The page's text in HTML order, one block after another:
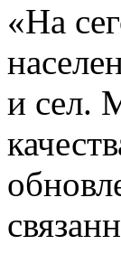
«На
и сел.